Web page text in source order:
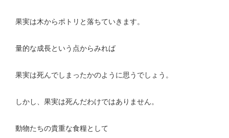
果実は木からポトリと落ちていきます。
量的な成長という点からみれば
果実は死んでしまったかのように思うでしょう。
しかし、果実は死んだわけではありません。
動物たちの貴重な食糧として